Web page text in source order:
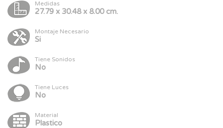
Medidas
27.79 x 30.48 x 8.00 cm.
Montaje Necesario
Si
Tiene Sonidos
No
Tiene Luces
No
Material
Plastico